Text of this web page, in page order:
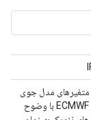
شامل پیش‌بینی‌های ۱۵ روزه از متغیرهای مدل جوی
تولید شده توسط سیستم پیش‌بینی یکپارچه ECMWF (IFS) با وضوح